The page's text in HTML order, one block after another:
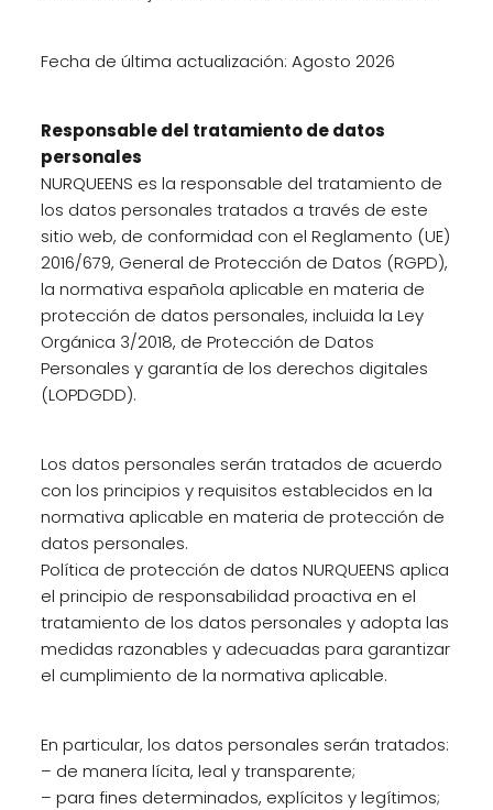
Fecha de última actualización: Agosto 2026
Responsable del tratamiento de datos
personales
NURQUEENS es la responsable del tratamiento de
los datos personales tratados a través de este
sitio web, de conformidad con el Reglamento (UE)
2016/679, General de Protección de Datos (RGPD),
la normativa española aplicable en materia de
protección de datos personales, incluida la Ley
Orgánica 3/2018, de Protección de Datos
Personales y garantía de los derechos digitales
(LOPDGDD).
Los datos personales serán tratados de acuerdo
con los principios y requisitos establecidos en la
normativa aplicable en materia de protección de
datos personales.
Política de protección de datos NURQUEENS aplica
el principio de responsabilidad proactiva en el
tratamiento de los datos personales y adopta las
medidas razonables y adecuadas para garantizar
el cumplimiento de la normativa aplicable.
En particular, los datos personales serán tratados:
– de manera lícita, leal y transparente;
– para fines determinados, explícitos y legítimos;